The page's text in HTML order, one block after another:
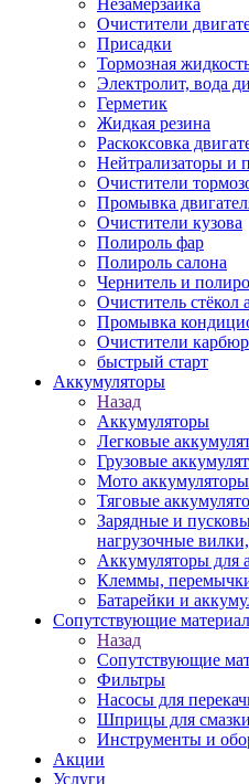
Незамерзайка
Очистители
Присадки
Тормозная
Электролит, вода
Герметик
Жидкая резина
Раскоксовка
Нейтрализаторы и
Очистители
Промывка
Очистители кузова
Полироль фар
Полироль салона
Чернитель и
Очиститель стёкол
Промывка
Очистители
быстрый старт
Аккумуляторы
Назад
Аккумуляторы
Легковые
Грузовые
Мото аккумуляторы
Тяговые
Зарядные и
нагрузочные
Аккумуляторы для
Клеммы,
Батарейки и
Сопутствующие
Назад
Сопутствующие
Фильтры
Насосы для
Шприцы для смазки
Инструменты и
Акции
Услуги